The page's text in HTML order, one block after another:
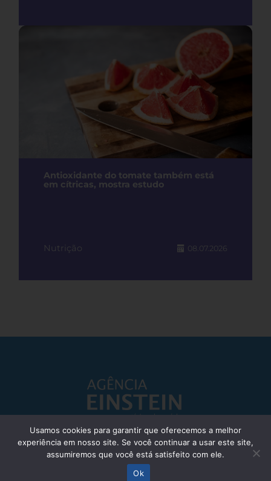
Antioxidante do tomate também está
em cítricas, mostra estudo
Nutrição 08.07.2026
Responsável Técnico: Dr. Eliezer Silva - CRM: 85148-SP
© Einstein Hospital Israelita 2025 - Todos os direitos reservados
Usamos cookies para garantir que oferecemos a melhor
experiência em nosso site. Se você continuar a usar este site,
assumiremos que você está satisfeito com ele.
Ok